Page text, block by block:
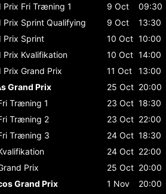
Prix Fri Træning 1 9 Oct
09:30
Prix Sprint Qualifying 9 Oct
13:30
Prix Sprint 10 Oct 10:00
Prix Kvalifikation 10 Oct 14:00
Prix Grand Prix 11 Oct
13:00
Grand Prix
25 Oct 20:00
Træning 1 23 Oct 18:30
Træning 2 23 Oct 22:00
Træning 3 24 Oct 18:30
24 Oct 22:00
Prix 25 Oct 20:00
Grand Prix
1 Nov 20:00